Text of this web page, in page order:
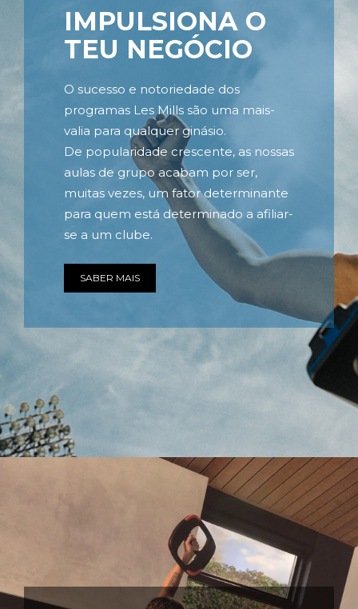
IMPULSIONA O
TEU NEGÓCIO
O sucesso e notoriedade dos
programas Les Mills são uma mais-
valia para qualquer ginásio.
De popularidade crescente, as nossas
aulas de grupo acabam por ser,
muitas vezes, um fator determinante
para quem está determinado a afiliar-
se a um clube.
SABER MAIS